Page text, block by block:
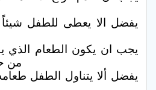
من